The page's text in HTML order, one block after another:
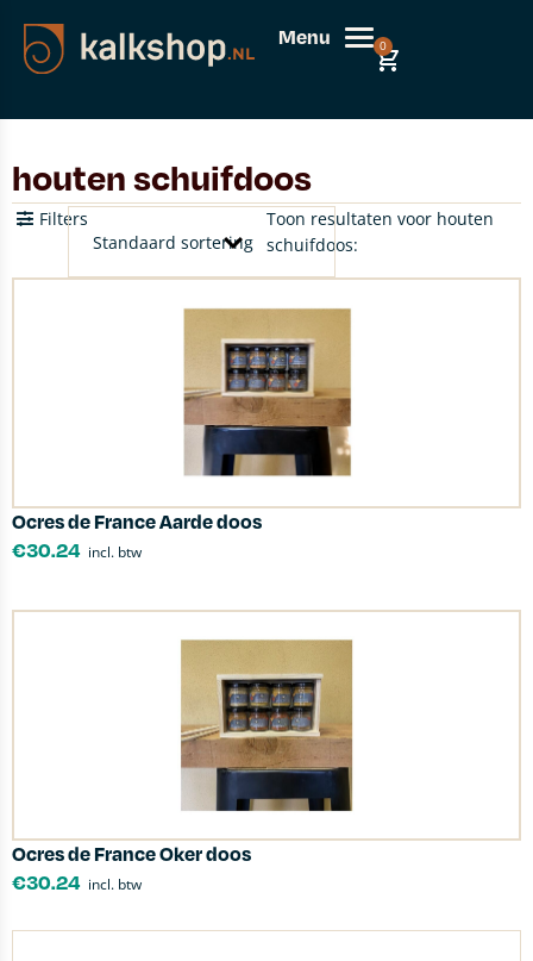
Menu 0
houten schuifdoos
Toon resultaten voor houten
schuifdoos:
Filters
Ocres de France Aarde doos
€30.24 incl. btw
Ocres de France Oker doos
€30.24 incl. btw